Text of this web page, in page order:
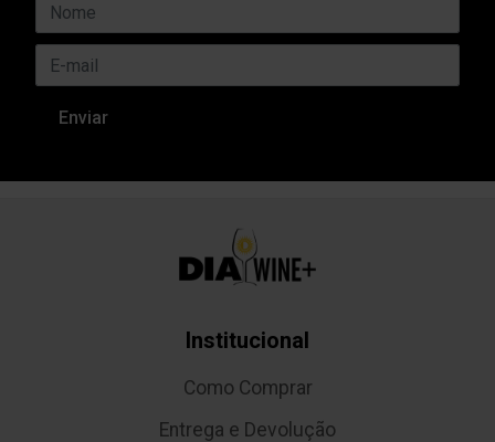
Institucional
Como Comprar
Entrega e Devolução